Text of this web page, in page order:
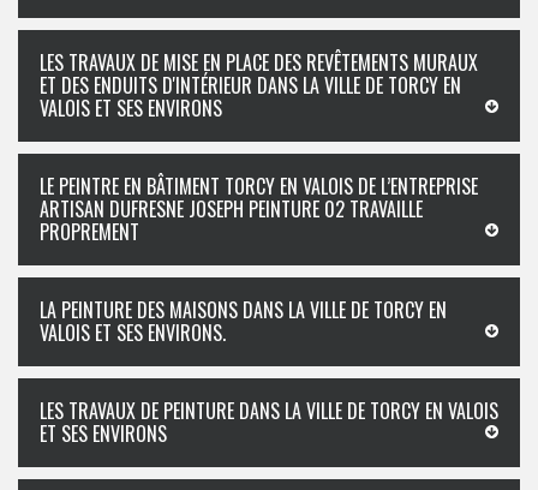
LES TRAVAUX DE MISE EN PLACE DES REVÊTEMENTS MURAUX
ET DES ENDUITS D'INTÉRIEUR DANS LA VILLE DE TORCY EN
VALOIS ET SES ENVIRONS
LE PEINTRE EN BÂTIMENT TORCY EN VALOIS DE L’ENTREPRISE
ARTISAN DUFRESNE JOSEPH PEINTURE 02 TRAVAILLE
PROPREMENT
LA PEINTURE DES MAISONS DANS LA VILLE DE TORCY EN
VALOIS ET SES ENVIRONS.
LES TRAVAUX DE PEINTURE DANS LA VILLE DE TORCY EN VALOIS
ET SES ENVIRONS